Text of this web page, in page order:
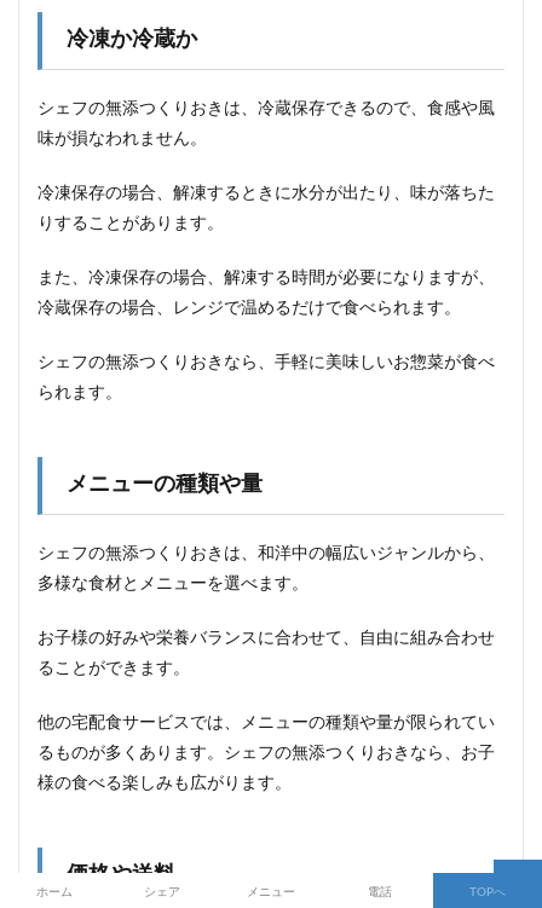
冷凍か冷蔵か
シェフの無添つくりおきは、冷蔵保存できるので、食感や風
味が損なわれません。
冷凍保存の場合、解凍するときに水分が出たり、味が落ちた
りすることがあります。
また、冷凍保存の場合、解凍する時間が必要になりますが、
冷蔵保存の場合、レンジで温めるだけで食べられます。
シェフの無添つくりおきなら、手軽に美味しいお惣菜が食べ
られます。
メニューの種類や量
シェフの無添つくりおきは、和洋中の幅広いジャンルから、
多様な食材とメニューを選べます。
お子様の好みや栄養バランスに合わせて、自由に組み合わせ
ることができます。
他の宅配食サービスでは、メニューの種類や量が限られてい
るものが多くあります。シェフの無添つくりおきなら、お子
様の食べる楽しみも広がります。
価格や送料
ホーム シェア メニュー 電話 TOPへ